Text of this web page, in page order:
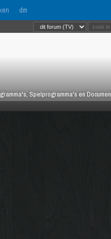
dm
Spelprogramma's en